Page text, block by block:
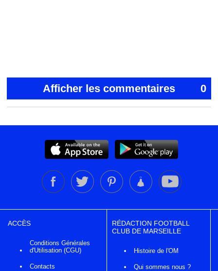
Afficher les commentaires 0
ACCÈS
Conditions Générales
d'Utilisation (CGU)
Contacts
RÉDACTION FOOTBALL
CLUB DE MARSEILLE
Histoire de l'OM
Qui sommes nous ?